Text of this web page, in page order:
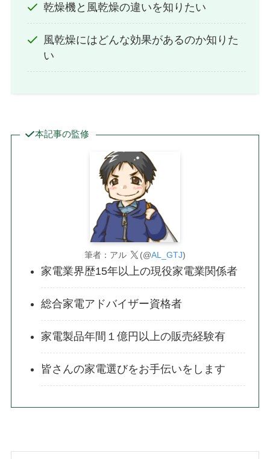
乾燥機と風乾燥の違いを知りたい
風乾燥にはどんな効果があるのか知りた
い
本記事の監修
筆者：アル (@AL_GTJ)
家電業界歴15年以上の現役家電業関係者
総合家電アドバイザー資格者
家電製品年間１億円以上の販売経験有
皆さんの家電選びをお手伝いをします